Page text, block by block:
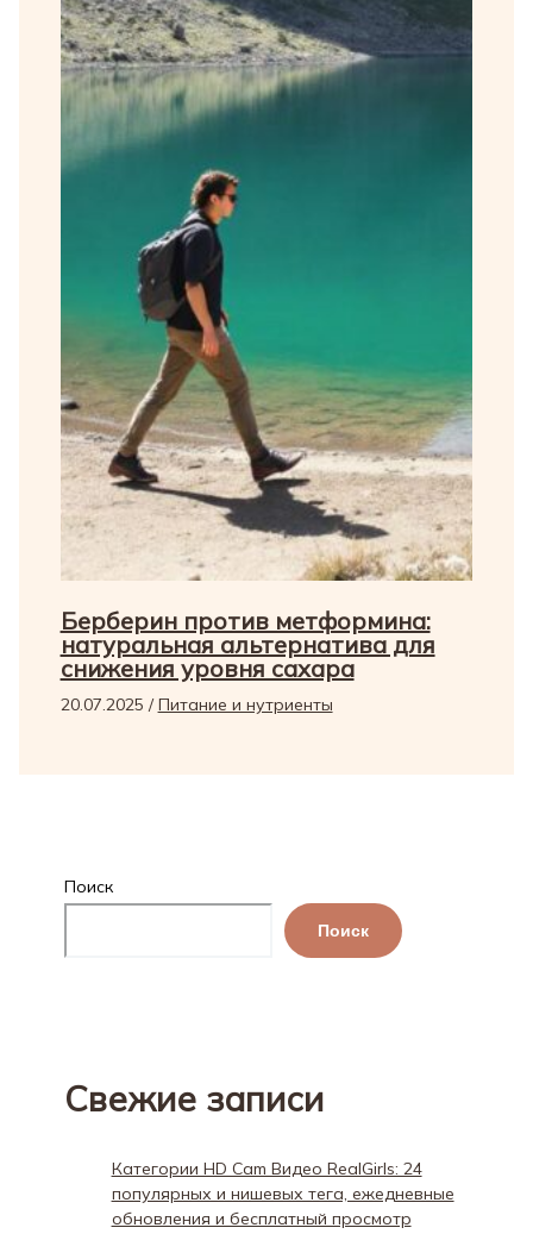
Берберин против метформина:
натуральная альтернатива для
снижения уровня сахара
20.07.2025 /Питание и нутриенты
Поиск
Поиск
Свежие записи
Категории HD Cam Видео RealGirls: 24
популярных и нишевых тега, ежедневные
обновления и бесплатный просмотр